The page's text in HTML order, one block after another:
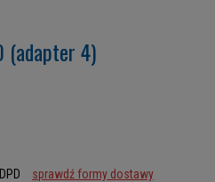
(adapter 4)
sprawdź formy dostawy